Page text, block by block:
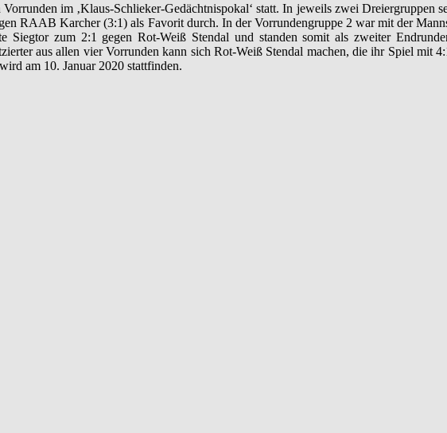
im ‚Klaus-Schlieker-Gedächtnispokal‘ statt. In jeweils zwei Dreiergruppen
RAAB Karcher (3:1) als Favorit durch. In der Vorrundengruppe 2 war mit der
Siegtor zum 2:1 gegen Rot-Weiß Stendal und standen somit als zweiter
aus allen vier Vorrunden kann sich Rot-Weiß Stendal machen, die ihr Spiel mit
am 10. Januar 2020 stattfinden.